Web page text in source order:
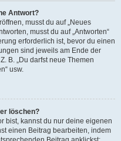
Antwort?
musst du auf „Neues
musst du auf „Antworten“
erforderlich ist, bevor du einen
sind jeweils am Ende der
B. „Du darfst neue Themen
usw.
löschen?
bist, kannst du nur deine eigenen
einen Beitrag bearbeiten, indem